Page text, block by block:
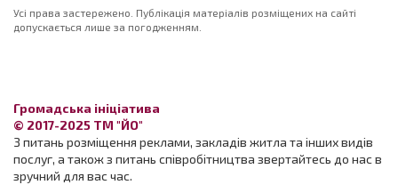
Усі права застережено. Публікація матеріалів розміщених на сайті
допускається лише за погодженням.
Громадська ініціатива
© 2017-2025 ТМ "ЙО"
З питань розміщення реклами, закладів житла та інших видів
послуг, а також з питань співробітництва звертайтесь до нас в
зручний для вас час.